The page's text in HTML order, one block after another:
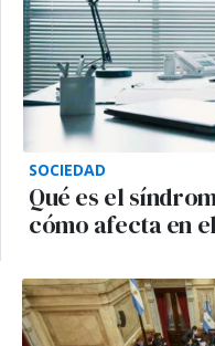
SOCIEDAD
Qué es el
cómo afecta en